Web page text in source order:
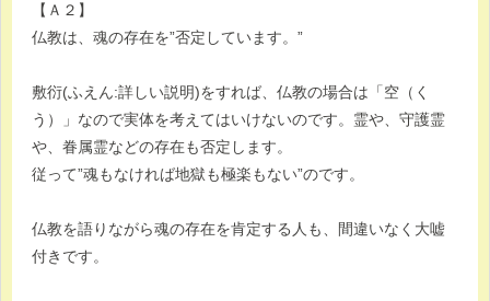
【Ａ２】
仏教は、魂の存在を”否定しています。”
敷衍(ふえん:詳しい説明)をすれば、仏教の場合は「空（く
う）」なので実体を考えてはいけないのです。霊や、守護霊
や、眷属霊などの存在も否定します。
従って”魂もなければ地獄も極楽もない”のです。
仏教を語りながら魂の存在を肯定する人も、間違いなく大嘘
付きです。